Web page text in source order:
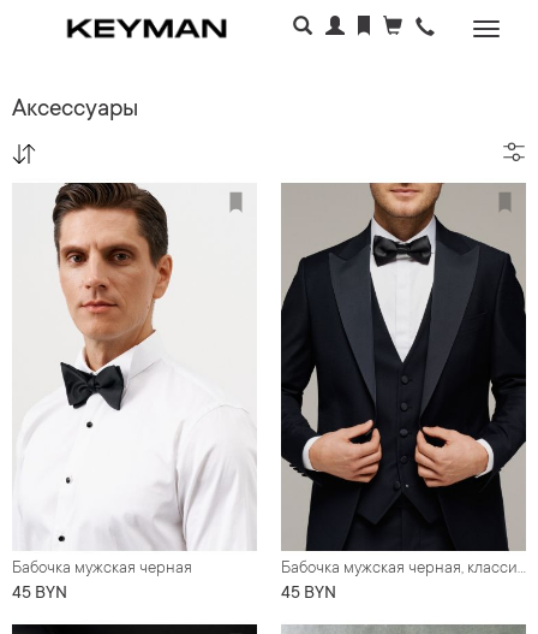
Аксессуары
Бабочка мужская черная
45 BYN
Бабочка мужская черная, классическая
45 BYN